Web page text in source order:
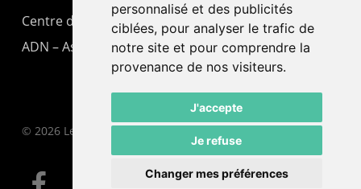
personnalisé et des publicités
ciblées, pour analyser le trafic de
notre site et pour comprendre la
provenance de nos visiteurs.
J'accepte
Je refuse
Changer mes préférences
Centre de culture ABC
ADN – Association Danse Neuchâtel
© 2026 Le Pommier.
facebook email